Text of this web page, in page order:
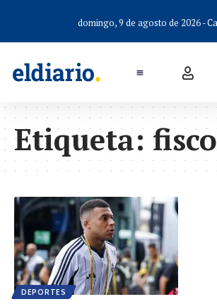
domingo, 9 de agosto de 2026 -
Etiqueta: fisco
DEPORTES